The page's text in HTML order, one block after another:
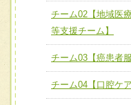
ける
必要に応じて
ユニット３ 多
他職種の視点
チーム02【地
宅患者等支援
チーム02【地域医
等支援チーム】
チーム03【癌患者
チーム04【口腔ケ